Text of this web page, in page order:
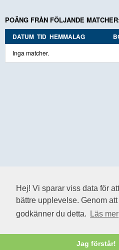
Hej! Vi sparar viss data för
bättre upplevelse. Genom
godkänner du detta.
Läs mer
Jag förstår!
POÄNG FRÅN FÖLJANDE
DATUM TID HEMMALAG
Inga matcher.